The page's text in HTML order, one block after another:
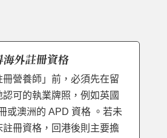
外註冊資格
冊營養師」前，必須先在留
可的執業牌照，例如英國
或澳洲的 APD 資格 。若未
註冊資格，回港後則主要擔